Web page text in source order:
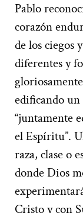
Pablo
corazón
de los ciegos
diferentes y
edificando un
“juntamente
el Espíritu”.
raza, clase o
donde Dios
Cristo y con